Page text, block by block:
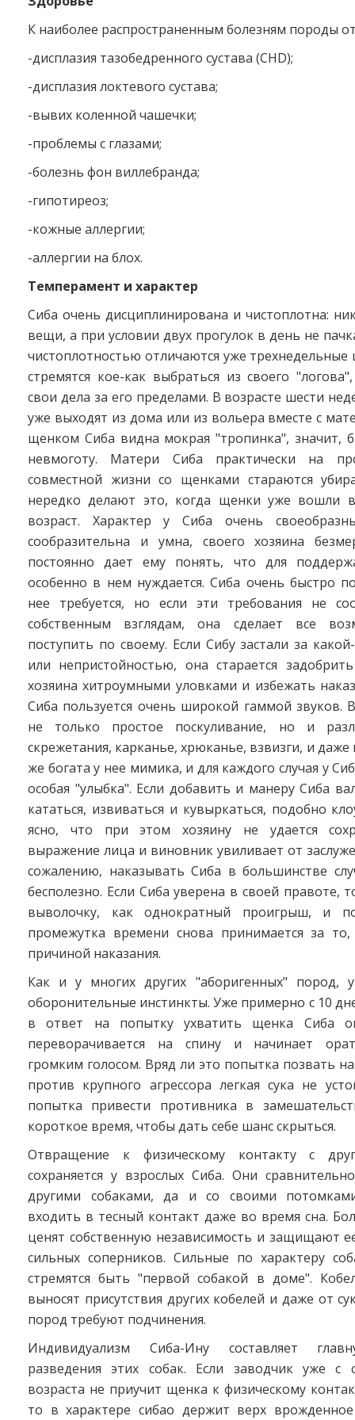
К наиболее распространенным болезням породы
-дисплазия тазобедренного сустава (CHD);
-дисплазия локтевого сустава;
-вывих коленной чашечки;
-проблемы с глазами;
-болезнь фон виллебранда;
-гипотиреоз;
-кожные аллергии;
-аллергии на блох.
Темперамент и характер
Сиба очень дисциплинирована и чистоплотна:
вещи, а при условии двух прогулок в день не
чистоплотностью отличаются уже
стремятся кое-как выбраться из своего
свои дела за его пределами. В возрасте шести
уже выходят из дома или из вольера вместе с
щенком Сиба видна мокрая "тропинка", значит,
невмоготу. Матери Сиба практически на
совместной жизни со щенками стараются
нередко делают это, когда щенки уже вошли
возраст. Характер у Сиба очень
сообразительна и умна, своего хозяина
постоянно дает ему понять, что для
особенно в нем нуждается. Сиба очень быстро
нее требуется, но если эти требования не
собственным взглядам, она сделает все
поступить по своему. Если Сибу застали за
или непристойностью, она старается
хозяина хитроумными уловками и избежать
Сиба пользуется очень широкой гаммой звуков.
не только простое поскуливание, но и
скрежетания, карканье, хрюканье, взвизги, и даже
же богата у нее мимика, и для каждого случая у
особая "улыбка". Если добавить и манеру Сиба
кататься, извиваться и кувыркаться, подобно
ясно, что при этом хозяину не удается
выражение лица и виновник увиливает от
сожалению, наказывать Сиба в большинстве
бесполезно. Если Сиба уверена в своей правоте,
выволочку, как однократный проигрыш, и
промежутка времени снова принимается за
причиной наказания.
Как и у многих других "аборигенных" пород,
оборонительные инстинкты. Уже примерно с 10
в ответ на попытку ухватить щенка Сиба
переворачивается на спину и начинает
громким голосом. Вряд ли это попытка позвать
против крупного агрессора легкая сука не
попытка привести противника в
короткое время, чтобы дать себе шанс скрыться.
Отвращение к физическому контакту с
сохраняется у взрослых Сиба. Они
другими собаками, да и со своими
входить в тесный контакт даже во время сна.
ценят собственную независимость и защищают
сильных соперников. Сильные по характеру
стремятся быть "первой собакой в доме".
выносят присутствия других кобелей и даже от
пород требуют подчинения.
Индивидуализм Сиба-Ину составляет
разведения этих собак. Если заводчик уже с
возраста не приучит щенка к физическому
то в характере сибао держит верх